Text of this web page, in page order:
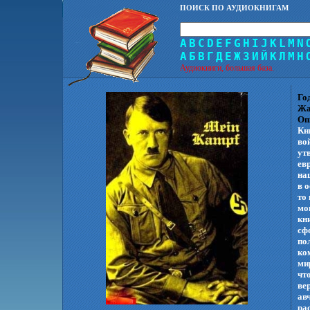
ПОИСК ПО АУДИОКНИГАМ
A B C D E F G H I J K L M N
А Б В Г Д Е Ж З И Й КЛ М Н
Аудиокниги, большая база.
в
то